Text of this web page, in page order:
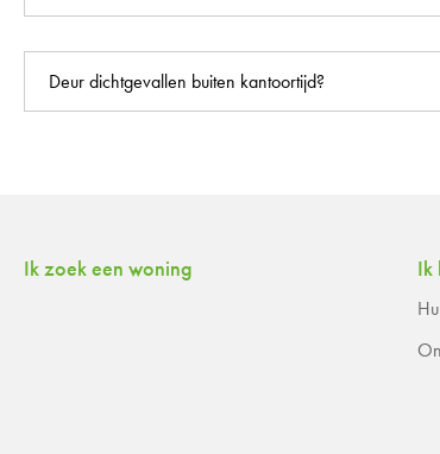
Deur dichtgevallen buiten kantoortijd?
Contactinformatie
Ik zoek een woning Ik